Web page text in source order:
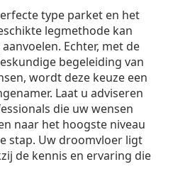
type parket en het
legmethode kan
Echter, met de
begeleiding van
wordt deze keuze een
Laat u adviseren
die uw wensen
naar het hoogste niveau
stap. Uw droomvloer ligt
de kennis en ervaring die